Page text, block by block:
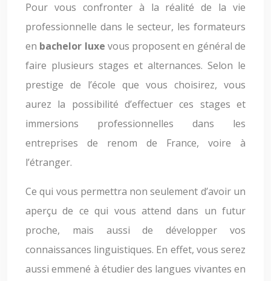
Pour vous confronter à la réalité de la vie
professionnelle dans le secteur, les formateurs
en bachelor luxe vous proposent en général de
faire plusieurs stages et alternances. Selon le
prestige de l’école que vous choisirez, vous
aurez la possibilité d’effectuer ces stages et
immersions professionnelles dans les
entreprises de renom de France, voire à
l’étranger.
Ce qui vous permettra non seulement d’avoir un
aperçu de ce qui vous attend dans un futur
proche, mais aussi de développer vos
connaissances linguistiques. En effet, vous serez
aussi emmené à étudier des langues vivantes en